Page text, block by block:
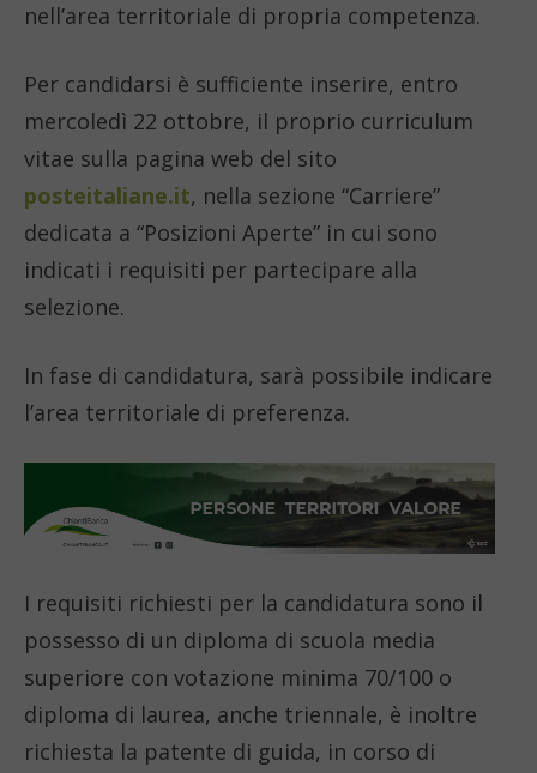
nell’area territoriale di propria competenza.
Per candidarsi è sufficiente inserire, entro
mercoledì 22 ottobre, il proprio curriculum
vitae sulla pagina web del sito
posteitaliane.it, nella sezione “Carriere”
dedicata a “Posizioni Aperte” in cui sono
indicati i requisiti per partecipare alla
selezione.
In fase di candidatura, sarà possibile indicare
l’area territoriale di preferenza.
I requisiti richiesti per la candidatura sono il
possesso di un diploma di scuola media
superiore con votazione minima 70/100 o
diploma di laurea, anche triennale, è inoltre
richiesta la patente di guida, in corso di